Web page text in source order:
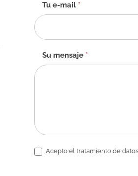
Tu e-mail *
Su mensaje *
Acepto el tratamiento de